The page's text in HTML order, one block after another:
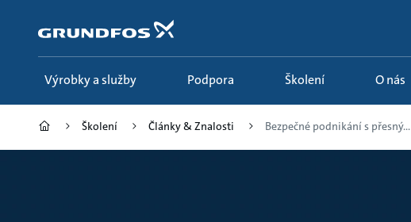
Výrobky a služby Podpora Školení O nás
Školení Články & Znalosti Bezpečné podnikání s přesný...